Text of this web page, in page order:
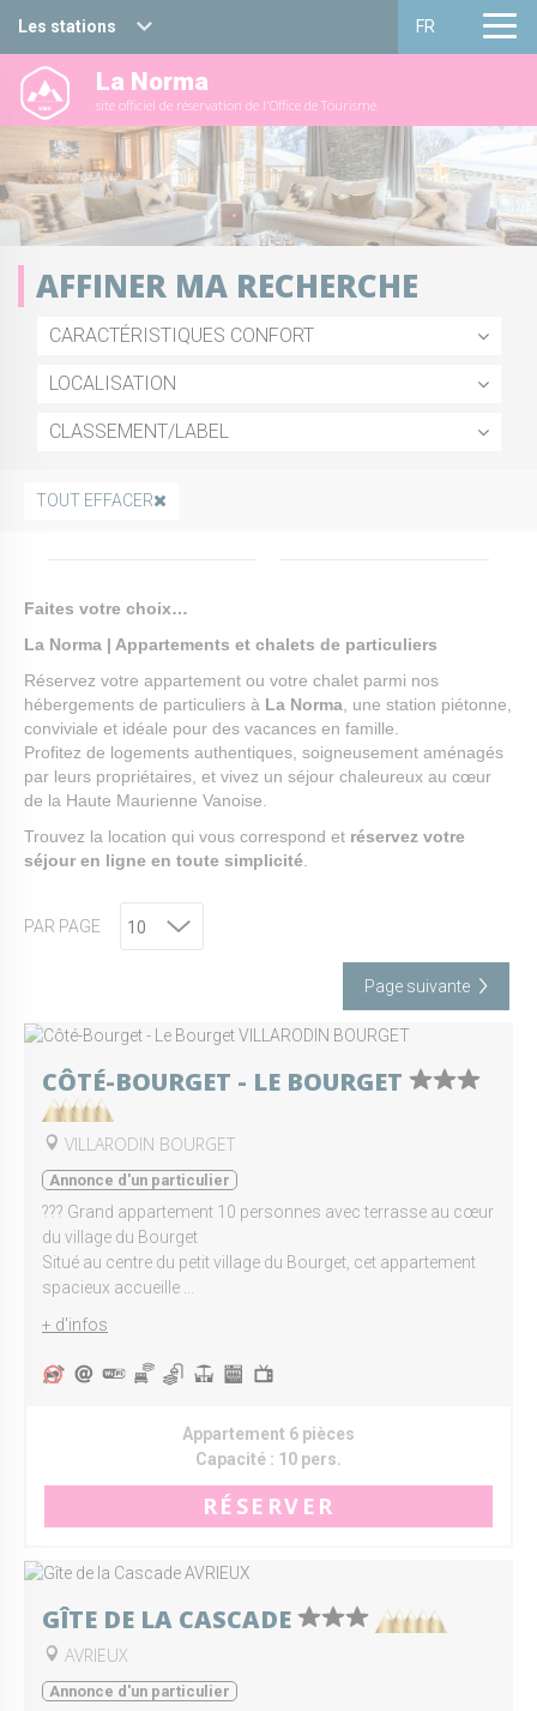
Les stations
Haute Maurienne Vanoise
Valfréjus
La Norma
Aussois
Val Cenis
FR
Français
English
La Norma
site officiel de réservation de l'Office de Tourisme
AFFINER MA RECHERCHE
LOCALISATION
CARACTÉRISTIQUES CONFORT
CLASSEMENT/LABEL
TOUT EFFACER
Faites votre choix…
La Norma | Appartements et chalets de particuliers
Réservez votre appartement ou votre chalet parmi nos
hébergements de particuliers à La Norma , une station piétonne,
conviviale et idéale pour des vacances en famille.
Profitez de logements authentiques, soigneusement aménagés
par leurs propriétaires, et vivez un séjour chaleureux au cœur
de la Haute Maurienne Vanoise.
Trouvez la location qui vous correspond et réservez votre
séjour en ligne en toute simplicité
PAR PAGE
Page suivante
CÔTÉ-BOURGET - LE BOURGET
VILLARODIN BOURGET
Annonce d'un particulier
??? Grand appartement 10 personnes avec terrasse au cœur
du village du Bourget
Situé au centre du petit village du Bourget, cet appartement
spacieux accueille ...
+ d'infos
Appartement 6 pièces
Capacité : 10 pers.
RÉSERVER
GÎTE DE LA CASCADE
AVRIEUX
Annonce d'un particulier